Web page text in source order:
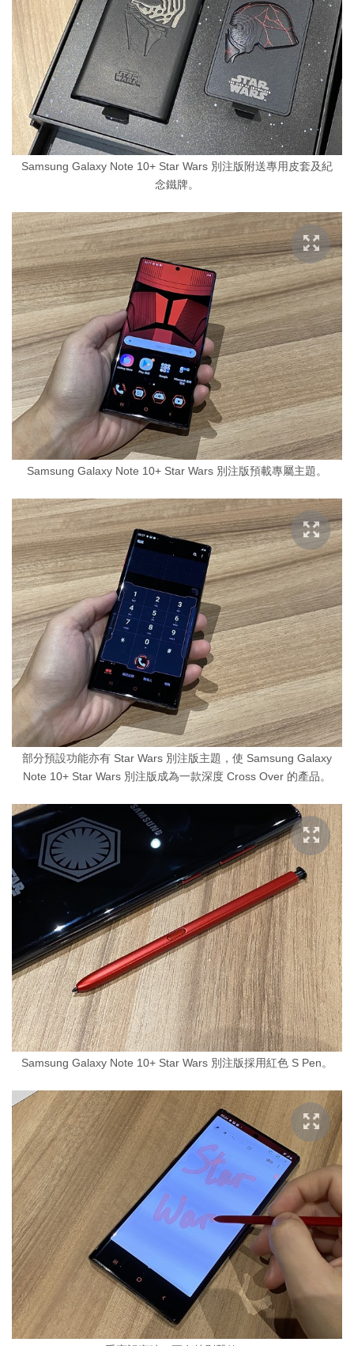
Samsung Galaxy Note 10+ Star Wars 別注版附送專用皮套及紀
念鐵牌。
Samsung Galaxy Note 10+ Star Wars 別注版預載專屬主題。
部分預設功能亦有 Star Wars 別注版主題，使 Samsung Galaxy
Note 10+ Star Wars 別注版成為一款深度 Cross Over 的產品。
Samsung Galaxy Note 10+ Star Wars 別注版採用紅色 S Pen。